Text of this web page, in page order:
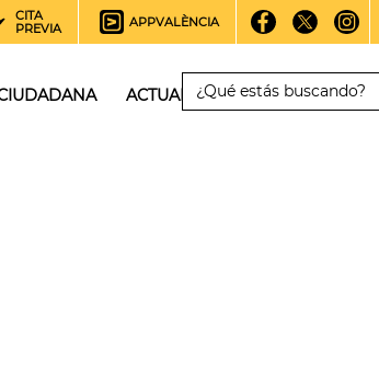
CITA
PREVIA
APPVALÈNCIA
ACTUALIDAD